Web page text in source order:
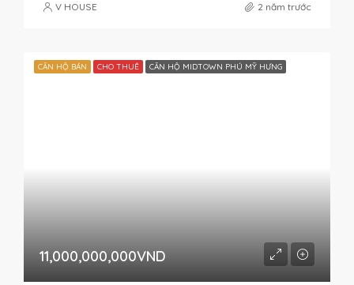
V HOUSE 2 năm trước
CĂN HỘ BÁN CHO THUÊ CĂN HỘ MIDTOWN PHÚ MỸ HƯNG
11,000,000,000VND